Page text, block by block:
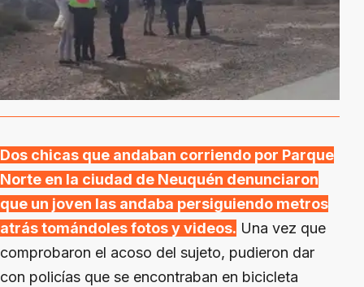
Dos chicas que andaban corriendo por Parque
Norte en la ciudad de Neuquén denunciaron
que un joven las andaba persiguiendo metros
atrás tomándoles fotos y videos. Una vez que
comprobaron el acoso del sujeto, pudieron dar
con policías que se encontraban en bicicleta